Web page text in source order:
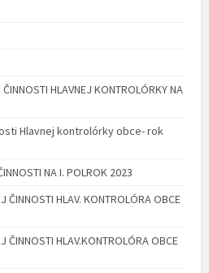
HLAVNEJ KONTROLÓRKY NA
Hlavnej kontrolórky obce- rok
NA I. POLROK 2023
ČINNOSTI HLAV. KONTROLÓRA OBCE
ČINNOSTI HLAV.KONTROLÓRA OBCE